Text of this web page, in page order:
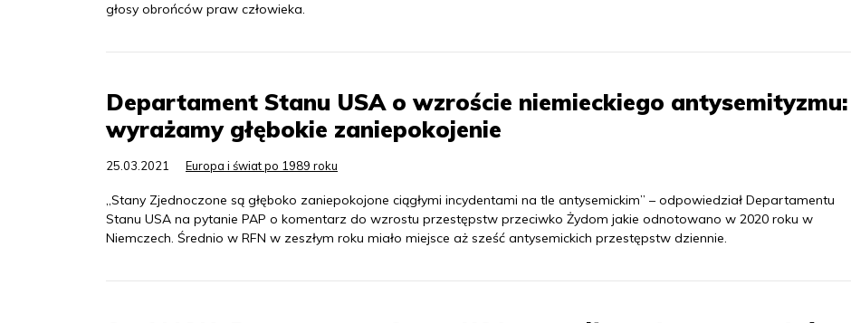
głosy obrońców praw człowieka.
Departament Stanu USA o wzroście niemieckiego antysemityzmu:
wyrażamy głębokie zaniepokojenie
25.03.2021 Europa i świat po 1989 roku
„Stany Zjednoczone są głęboko zaniepokojone ciągłymi incydentami na tle antysemickim” – odpowiedział Departamentu
Stanu USA na pytanie PAP o komentarz do wzrostu przestępstw przeciwko Żydom jakie odnotowano w 2020 roku w
Niemczech. Średnio w RFN w zeszłym roku miało miejsce aż sześć antysemickich przestępstw dziennie.